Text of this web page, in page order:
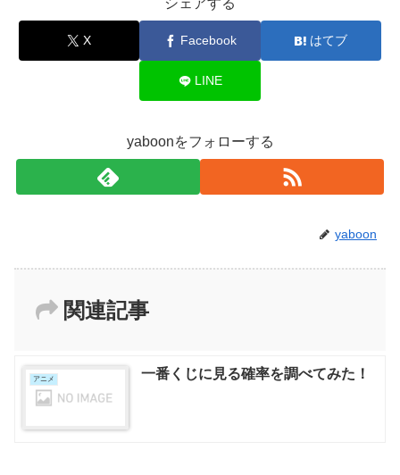
シェアする
X Facebook はてブ
LINE
yaboonをフォローする
yaboon
関連記事
アニメ 一番くじに見る確率を調べてみた！